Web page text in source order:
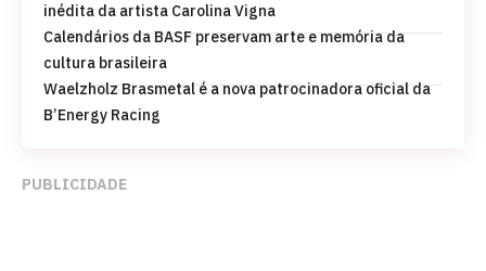
inédita da artista Carolina Vigna
Calendários da BASF preservam arte e memória da
cultura brasileira
Waelzholz Brasmetal é a nova patrocinadora oficial da
B’Energy Racing
PUBLICIDADE